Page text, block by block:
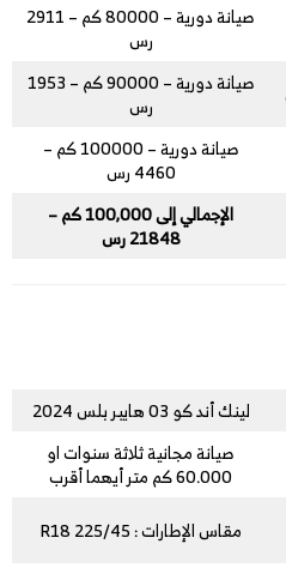
صيانة دورية – 80000 كم – 2911
رس
صيانة دورية – 90000 كم – 1953
رس
صيانة دورية – 100000 كم –
4460 رس
الإجمالي إلى 100,000 كم –
21848 رس
لينك أند كو 03 هايبر بلس 2024
صيانة مجانية ثلاثة سنوات او
60.000 كم متر أيهما أقرب
مقاس الإطارات : 225/45 R18